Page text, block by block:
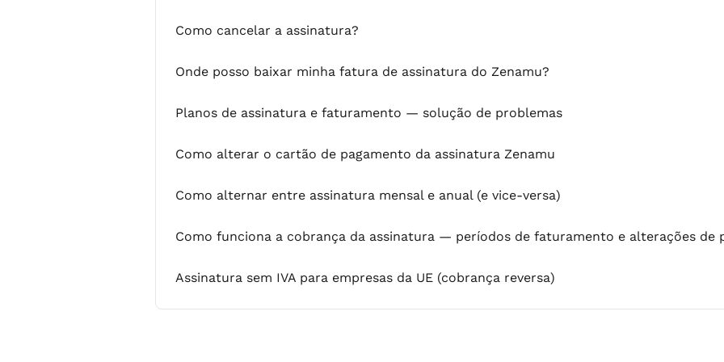
Como cancelar a assinatura?
Onde posso baixar minha fatura de assinatura do Zenamu?
Planos de assinatura e faturamento — solução de problemas
Como alterar o cartão de pagamento da assinatura Zenamu
Como alternar entre assinatura mensal e anual (e vice-versa)
Como funciona a cobrança da assinatura — períodos de faturamento e alterações de
Assinatura sem IVA para empresas da UE (cobrança reversa)